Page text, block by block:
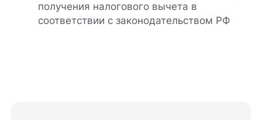
получения налогового вычета в
соответствии с законодательством РФ